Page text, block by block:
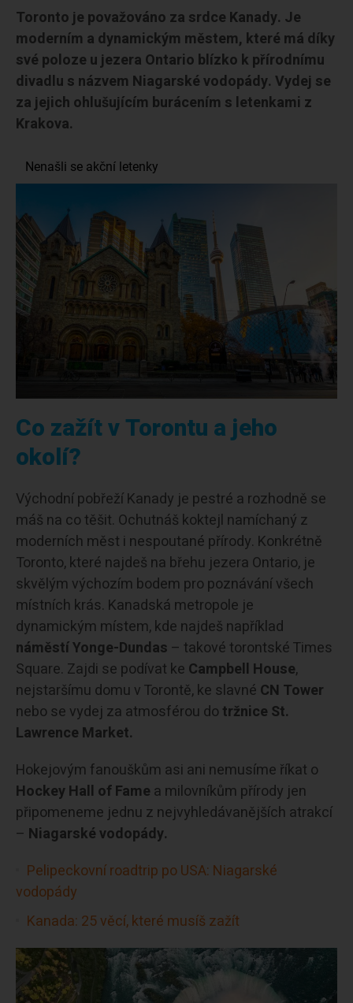
Toronto je považováno za srdce Kanady. Je
moderním a dynamickým městem, které má díky
své poloze u jezera Ontario blízko k přírodnímu
divadlu s názvem Niagarské vodopády. Vydej se
za jejich ohlušujícím burácením s letenkami z
Krakova.
Co zažít v Torontu a jeho
okolí?
Východní pobřeží Kanady je pestré a rozhodně se
máš na co těšit. Ochutnáš koktejl namíchaný z
moderních měst i nespoutané přírody. Konkrétně
Toronto, které najdeš na břehu jezera Ontario, je
skvělým výchozím bodem pro poznávání všech
místních krás. Kanadská metropole je
dynamickým místem, kde najdeš například
náměstí Yonge-Dundas – takové torontské Times
Square. Zajdi se podívat ke Campbell House,
nejstaršímu domu v Torontě, ke slavné CN Tower
nebo se vydej za atmosférou do tržnice St.
Lawrence Market.
Hokejovým fanouškům asi ani nemusíme říkat o
Hockey Hall of Fame a milovníkům přírody jen
připomeneme jednu z nejvyhledávanějších atrakcí
– Niagarské vodopády.
Pelipeckovní roadtrip po USA: Niagarské
vodopády
Kanada: 25 věcí, které musíš zažít